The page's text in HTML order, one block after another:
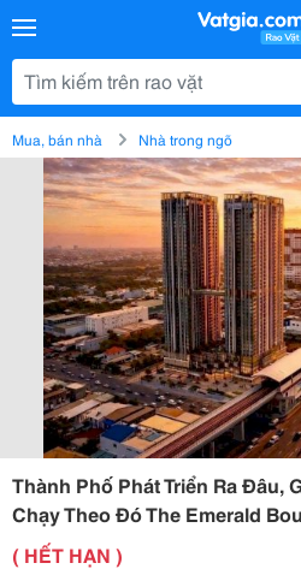
Mua, bán nhà Nhà trong ngõ
Thành Phố Phát Triển Ra Đâu,
Chạy Theo Đó The Emerald
( HẾT HẠN )